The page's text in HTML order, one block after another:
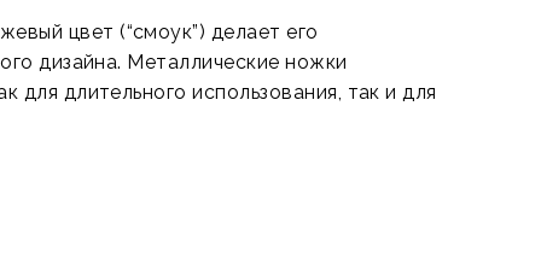
цвет (“смоук”) делает его
дизайна. Металлические ножки
длительного использования, так и для